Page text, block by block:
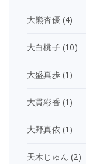
大熊杏優(4)
大白桃子(10)
大盛真歩(1)
大貫彩香 (1)
大野真依 (1)
天木じゅん (2)